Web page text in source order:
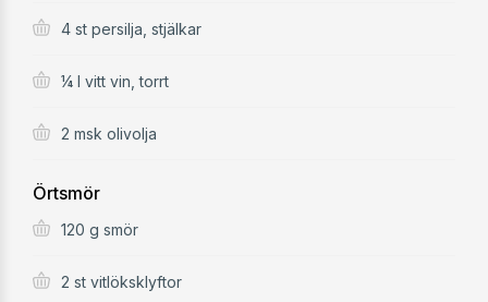
4 st persilja, stjälkar
¼ l vitt vin, torrt
2 msk olivolja
Örtsmör
120 g smör
2 st vitlöksklyftor